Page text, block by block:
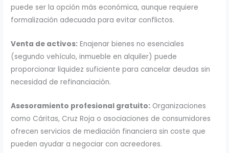
puede ser la opción más económica, aunque requiere
formalización adecuada para evitar conflictos.
Venta de activos: Enajenar bienes no esenciales
(segundo vehículo, inmueble en alquiler) puede
proporcionar liquidez suficiente para cancelar deudas sin
necesidad de refinanciación.
Asesoramiento profesional gratuito: Organizaciones
como Cáritas, Cruz Roja o asociaciones de consumidores
ofrecen servicios de mediación financiera sin coste que
pueden ayudar a negociar con acreedores.